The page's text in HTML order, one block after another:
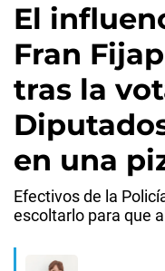
El
Fran
tras la
en una
Efectivos de la
escoltarlo para que